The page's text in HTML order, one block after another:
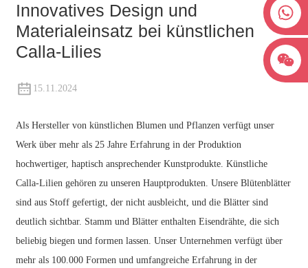
+8618038381627
Innovatives Design und
Materialeinsatz bei künstlichen
Calla-Lilies
15.11.2024
Als Hersteller von künstlichen Blumen und Pflanzen verfügt unser
Werk über mehr als 25 Jahre Erfahrung in der Produktion
hochwertiger, haptisch ansprechender Kunstprodukte. Künstliche
Calla-Lilien gehören zu unseren Hauptprodukten. Unsere Blütenblätter
sind aus Stoff gefertigt, der nicht ausbleicht, und die Blätter sind
deutlich sichtbar. Stamm und Blätter enthalten Eisendrähte, die sich
beliebig biegen und formen lassen. Unser Unternehmen verfügt über
mehr als 100.000 Formen und umfangreiche Erfahrung in der